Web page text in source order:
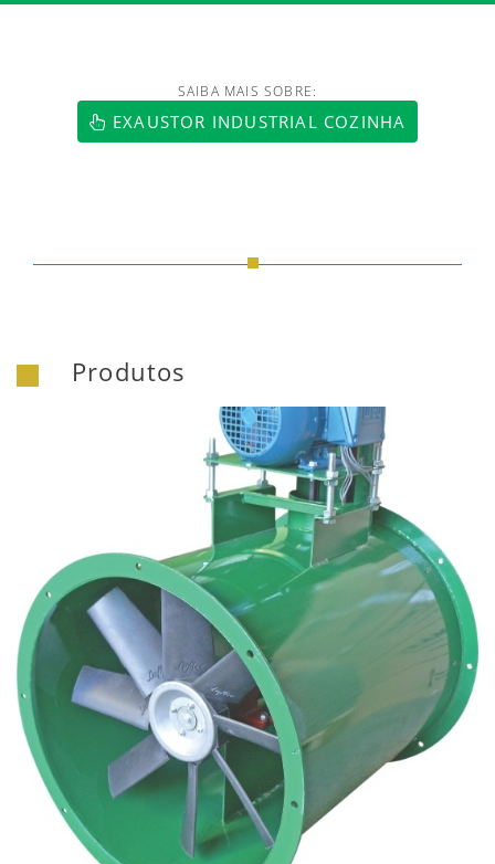
https://www.luftmaxi.com.br/
SAIBA MAIS SOBRE:
EXAUSTOR INDUSTRIAL COZINHA
Produtos